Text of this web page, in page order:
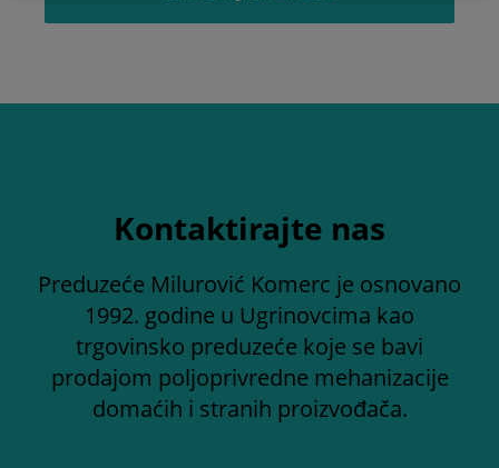
Kontaktirajte nas
Preduzeće Milurović Komerc je osnovano
1992. godine u Ugrinovcima kao
trgovinsko preduzeće koje se bavi
prodajom poljoprivredne mehanizacije
domaćih i stranih proizvođača.